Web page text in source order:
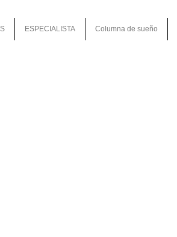
ESPECIALISTA Columna de sueño